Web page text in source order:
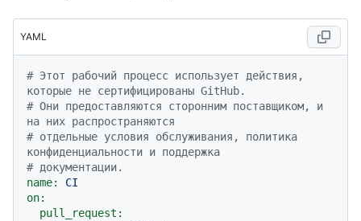
YAML
# Этот рабочий процесс использует действия,
которые не сертифицированы GitHub.
# Они предоставляются сторонним поставщиком, и
на них распространяются
# отдельные условия обслуживания, политика
конфиденциальности и поддержка
# документации.
name:
CI
on:
pull_request: